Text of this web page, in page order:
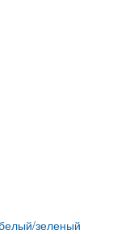
зеленый